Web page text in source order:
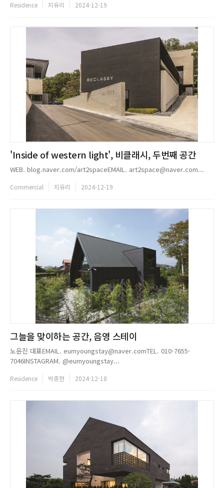
Residence 지유리 2024-12-19
'Inside of western light', 비클래시, 두번째 공간
WEB. blog.naver.com/art2spaceEMAIL. art2space@naver.com...
Commercial 지유리 2024-12-19
그늘을 맞이하는 공간, 음영 스테이
노윤진 대표EMAIL. eumyoungstay@naver.comTEL. 010-7655-
7046INSTAGRAM. @eumyoungstay...
Residence 박종현 2024-12-18